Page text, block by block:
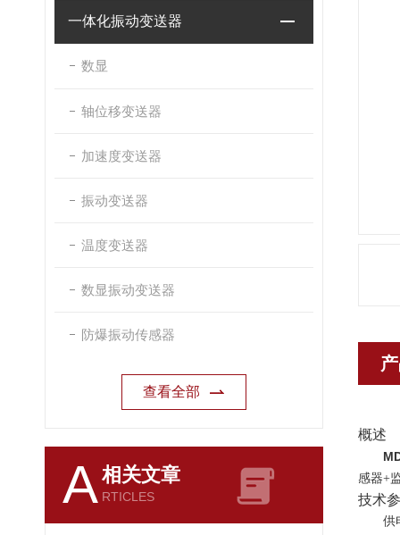
一体化振动变送器
数显
轴位移变送器
加速度变送器
振动变送器
温度变送器
数显振动变送器
防爆振动传感器
查看全部
A相关文章
RTICLES
概述
感器+
技术
供